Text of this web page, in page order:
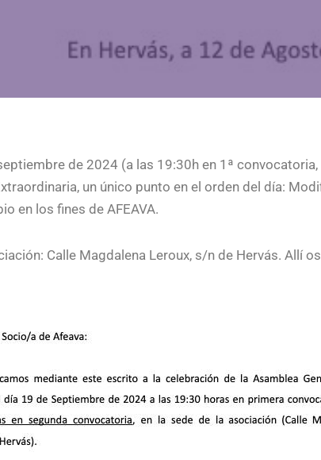
de 2024 (a las 19:30h en 1ª
un único punto en el orden del día:
en los fines de AFEAVA.
Calle Magdalena Leroux, s/n de Hervás. Allí